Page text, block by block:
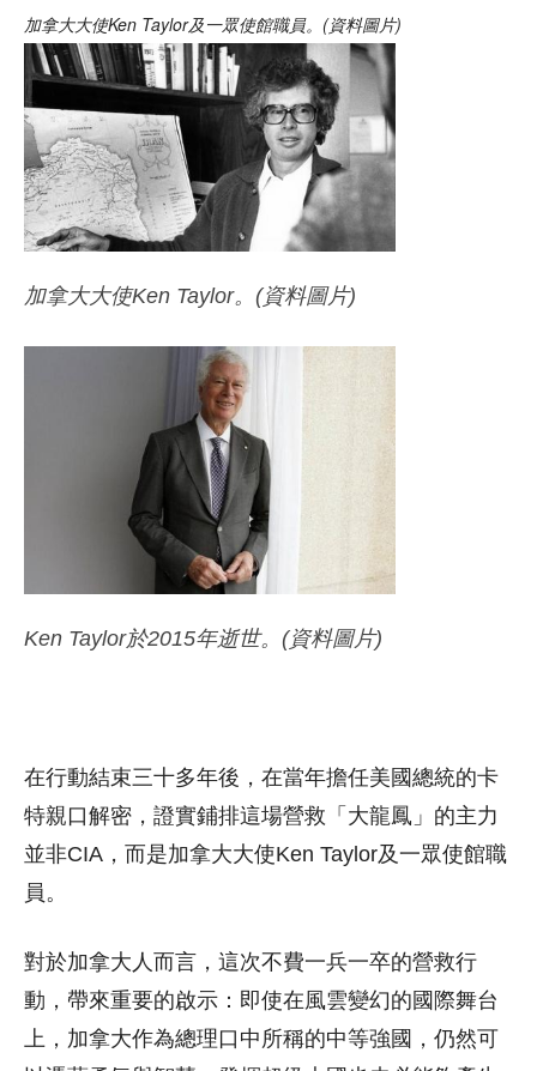
加拿大大使Ken Taylor及一眾使館職員。(資料圖片)
加拿大大使Ken Taylor。(資料圖片)
Ken Taylor於2015年逝世。(資料圖片)
在行動結束三十多年後，在當年擔任美國總統的卡
特親口解密，證實鋪排這場營救「大龍鳳」的主力
並非CIA，而是加拿大大使Ken Taylor及一眾使館職
員。
對於加拿大人而言，這次不費一兵一卒的營救行
動，帶來重要的啟示：即使在風雲變幻的國際舞台
上，加拿大作為總理口中所稱的中等強國，仍然可